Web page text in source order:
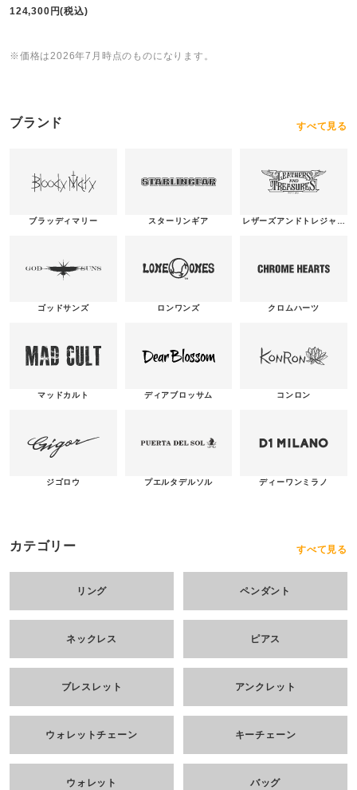
フローライト
124,300円(税込)
※価格は2026年7月時点のものになります。
ブランド すべて見る
ブラッディマリー スターリンギア
レザーズアンドトレジャー
ゴッドサンズ ロンワンズ クロムハーツ
マッドカルト ディアブロッサム コンロン
ジゴロウ プエルタデルソル ディーワンミラノ
カテゴリー すべて見る
リング ペンダント
ネックレス ピアス
ブレスレット アンクレット
ウォレットチェーン キーチェーン
ウォレット バッグ